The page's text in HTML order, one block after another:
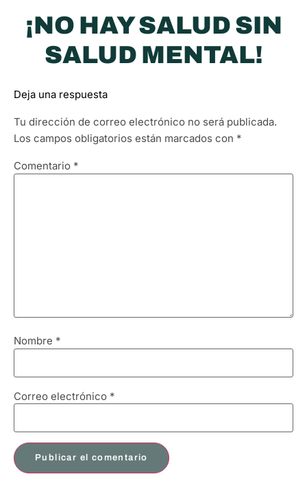
¡NO HAY SALUD SIN
SALUD MENTAL!
Deja una respuesta
Tu dirección de correo electrónico no será publicada.
Los campos obligatorios están marcados con *
Comentario *
Nombre *
Correo electrónico *